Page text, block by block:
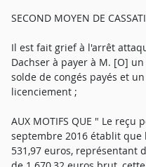
SECOND MOYEN DE
Il est fait grief à l'arrêt
Dachser à payer à M. [O]
solde de congés payés et
licenciement ;
AUX MOTIFS QUE " Le
septembre 2016 établit
531,97 euros, représentant